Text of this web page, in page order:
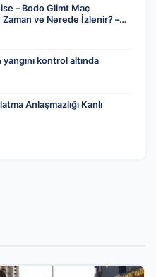
– Bodo Glimt Maç
Zaman ve Nerede İzlenir? –
kontrol altında
Anlaşmazlığı Kanlı